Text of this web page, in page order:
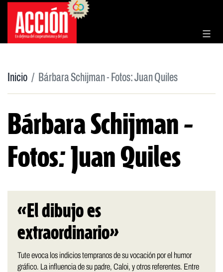
Saltar
contenido
Inicio Bárbara Schijman - Fotos: Juan Quiles
Bárbara Schijman -
Fotos: Juan Quiles
«El dibujo es
extraordinario»
Tute evoca los indicios tempranos de su vocación por el humor
gráfico. La influencia de su padre, Caloi, y otros referentes. Entre